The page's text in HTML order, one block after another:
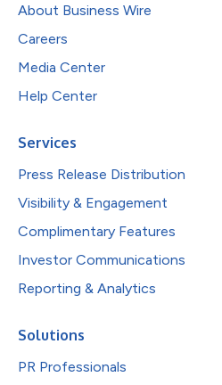
About Business Wire
Careers
Media Center
Help Center
Services
Press Release Distribution
Visibility & Engagement
Complimentary Features
Investor Communications
Reporting & Analytics
Solutions
PR Professionals